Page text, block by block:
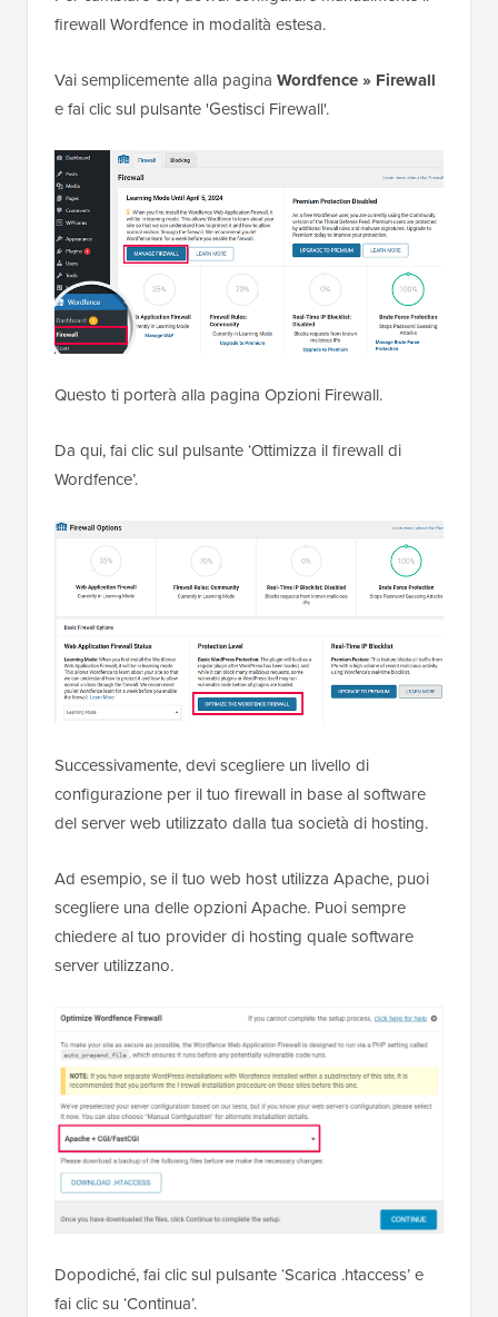
firewall Wordfence in modalità estesa.
Vai semplicemente alla pagina Wordfence » Firewall
e fai clic sul pulsante 'Gestisci Firewall'.
Questo ti porterà alla pagina Opzioni Firewall.
Da qui, fai clic sul pulsante ‘Ottimizza il firewall di
Wordfence’.
Successivamente, devi scegliere un livello di
configurazione per il tuo firewall in base al software
del server web utilizzato dalla tua società di hosting.
Ad esempio, se il tuo web host utilizza Apache, puoi
scegliere una delle opzioni Apache. Puoi sempre
chiedere al tuo provider di hosting quale software
server utilizzano.
Dopodiché, fai clic sul pulsante ‘Scarica .htaccess’ e
fai clic su ‘Continua’.